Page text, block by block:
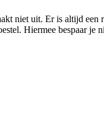
niet uit. Er is altijd
Hiermee bespaar je